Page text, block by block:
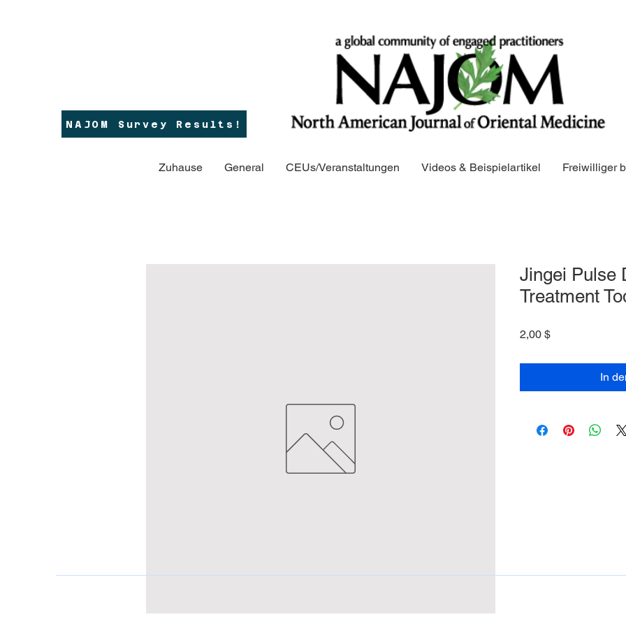
NAJOM Survey Results!
Zuhause General CEUs/Veranstaltungen Videos & Beispielartikel Freiwilliger
Jingei Pulse
Treatment
2,00 $Preis
In